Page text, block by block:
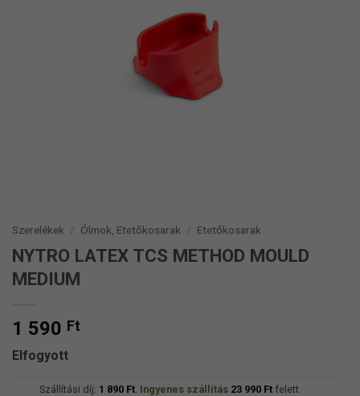
Szerelékek / Ólmok, Etetőkosarak / Etetőkosarak
NYTRO LATEX TCS METHOD MOULD
MEDIUM
1 590 Ft
Elfogyott
Szállítási díj: 1 890 Ft. Ingyenes szállítás 23 990 Ftfelett